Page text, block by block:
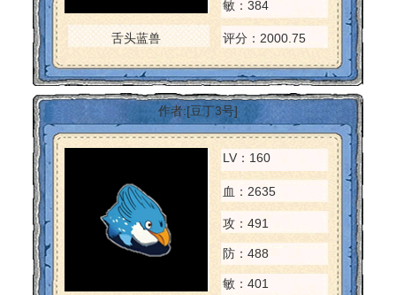
敏：384
舌头蓝兽 评分：2000.75
作者:[豆丁3号]
LV：160
血：2635
攻：491
防：488
敏：401